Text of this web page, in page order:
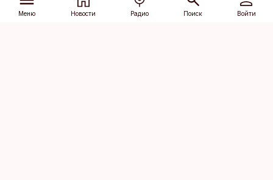
Меню Новости Радио Поиск Войти